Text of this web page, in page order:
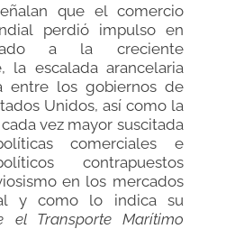
que el comercio
perdió impulso en
a la creciente
la escalada arancelaria
entre los gobiernos de
Unidos, así como la
vez mayor suscitada
comerciales e
contrapuestos
en los mercados
y como lo indica su
el Transporte Marítimo